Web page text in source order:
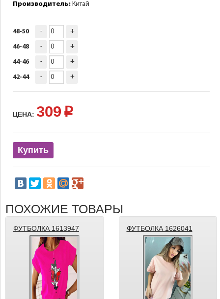
Производитель: Китай
48-50 - +
46-48 - +
44-46 - +
42-44 - +
ЦЕНА: 309 p
Купить
ПОХОЖИЕ ТОВАРЫ
ФУТБОЛКА 1613947 ФУТБОЛКА 1626041